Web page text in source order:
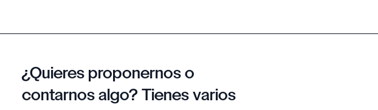
¿Quieres proponernos o
contarnos algo? Tienes varios